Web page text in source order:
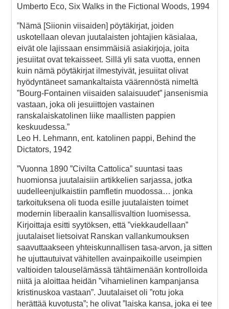
Umberto Eco, Six Walks in the Fictional Woods, 1994
”Nämä [Siionin viisaiden] pöytäkirjat, joiden
uskotellaan olevan juutalaisten johtajien käsialaa,
eivät ole lajissaan ensimmäisiä asiakirjoja, joita
jesuiitat ovat tekaisseet. Sillä yli sata vuotta, ennen
kuin nämä pöytäkirjat ilmestyivät, jesuiitat olivat
hyödyntäneet samankaltaista väärennöstä nimeltä
”Bourg-Fontainen viisaiden salaisuudet” jansenismia
vastaan, joka oli jesuiittojen vastainen
ranskalaiskatolinen liike maallisten pappien
keskuudessa.”
Leo H. Lehmann, ent. katolinen pappi, Behind the
Dictators, 1942
”Vuonna 1890 ”Civilta Cattolica” suuntasi taas
huomionsa juutalaisiin artikkelien sarjassa, jotka
uudelleenjulkaistiin pamfletin muodossa… jonka
tarkoituksena oli tuoda esille juutalaisten toimet
modernin liberaalin kansallisvaltion luomisessa.
Kirjoittaja esitti syytöksen, että ”viekkaudellaan”
juutalaiset lietsoivat Ranskan vallankumouksen
saavuttaakseen yhteiskunnallisen tasa-arvon, ja sitten
he ujuttautuivat vähitellen avainpaikoille useimpien
valtioiden talouselämässä tähtäimenään kontrolloida
niitä ja aloittaa heidän ”vihamielinen kampanjansa
kristinuskoa vastaan”. Juutalaiset oli ”rotu joka
herättää kuvotusta”; he olivat ”laiska kansa, joka ei tee